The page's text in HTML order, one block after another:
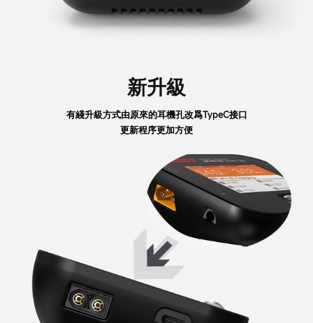
新升級
有綫升級方式由原來的耳機孔改爲TypeC接口
更新程序更加方便